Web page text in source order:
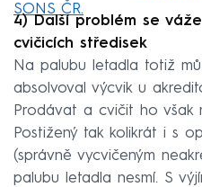
SONS ČR.
4)
Další problém se
cvičicích středisek
Na palubu letadla totiž
absolvoval výcvik u
Prodávat a cvičit ho však
Postižený tak kolikrát i s
(správně vycvičeným
palubu letadla nesmí. S